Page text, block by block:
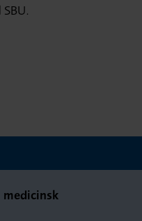
medicinsk